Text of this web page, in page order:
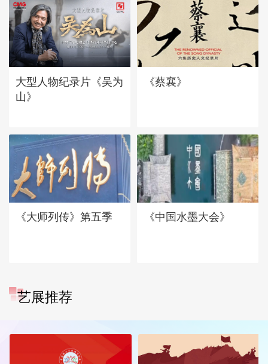
大型人物纪录片《吴为
山》
《蔡襄》
《大师列传》第五季 《中国水墨大会》
艺展推荐